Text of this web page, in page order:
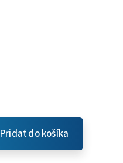
Pridať do košíka